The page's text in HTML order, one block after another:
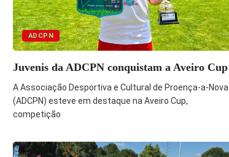
ADCPN
Juvenis da ADCPN conquistam a Aveiro Cup
A Associação Desportiva e Cultural de Proença-a-Nova
(ADCPN) esteve em destaque na Aveiro Cup,
competição